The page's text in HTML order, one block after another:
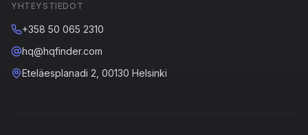
YHTEYSTIEDOT
+358 50 065 2310
hq@hqfinder.com
Eteläesplanadi 2, 00130 Helsinki